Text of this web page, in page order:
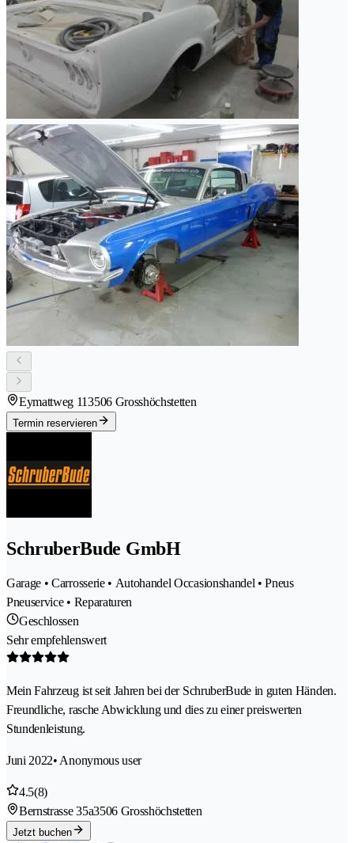
Eymattweg 113506 Grosshöchstetten
Termin reservieren
SchruberBude GmbH
Garage • Carrosserie • Autohandel Occasionshandel • Pneus
Pneuservice • Reparaturen
Geschlossen
Sehr empfehlenswert
Mein Fahrzeug ist seit Jahren bei der SchruberBude in guten Händen.
Freundliche, rasche Abwicklung und dies zu einer preiswerten
Stundenleistung.
Juni 2022• Anonymous user
4.5(8)
Bernstrasse 35a3506 Grosshöchstetten
Jetzt buchen